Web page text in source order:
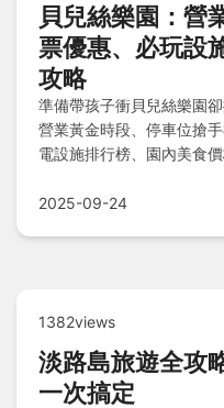
貝兒絲樂園：營
票優惠、必玩設
攻略
準備帶孩子衝貝兒絲樂園
營業黃金時段、停車位搶
電設施排行榜、園內美食
2025-09-24
1382views
淡路島旅遊全攻
一次搞定